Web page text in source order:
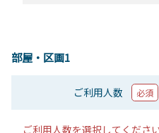
部屋・区画1
ご利用人数 必須
ご利用人数を選択してください